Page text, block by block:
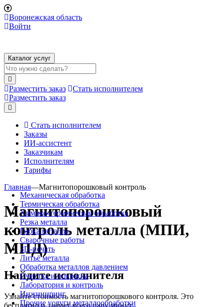
Воронежская область
Войти
Каталог услуг
Разместить заказ
Стать исполнителем
Разместить заказ
Стать исполнителем
Заказы
ИИ-ассистент
Заказчикам
Исполнителям
Тарифы
Механическая обработка
Термическая обработка
Химико-термическая обработка
Резка металла
Гибка металла
Сварочные работы
3D-печать
Литьё металла
Обработка металлов давлением
Очистка и покраска
Лаборатория и контроль
Инжиниринг
Прочие услуги металлообработки
Главная—Магнитопорошковый контроль
Магнитопорошковый
контроль металла (МПИ,
МПД)
Найдите исполнителя
Узнайте стоимость магнитопорошкового контроля. Это
бесплатно и займет всего пару минут